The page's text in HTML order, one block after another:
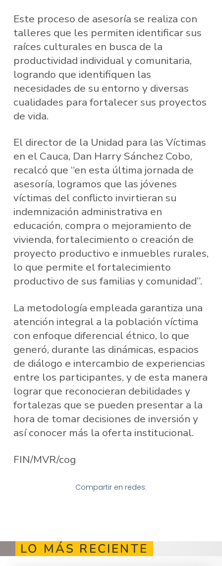
Este proceso de asesoría se realiza con
talleres que les permiten identificar sus
raíces culturales en busca de la
productividad individual y comunitaria,
logrando que identifiquen las
necesidades de su entorno y diversas
cualidades para fortalecer sus proyectos
de vida.
El director de la Unidad para las Víctimas
en el Cauca, Dan Harry Sánchez Cobo,
recalcó que “en esta última jornada de
asesoría, logramos que las jóvenes
víctimas del conflicto invirtieran su
indemnización administrativa en
educación, compra o mejoramiento de
vivienda, fortalecimiento o creación de
proyecto productivo e inmuebles rurales,
lo que permite el fortalecimiento
productivo de sus familias y comunidad”.
La metodología empleada garantiza una
atención integral a la población víctima
con enfoque diferencial étnico, lo que
generó, durante las dinámicas, espacios
de diálogo e intercambio de experiencias
entre los participantes, y de esta manera
lograr que reconocieran debilidades y
fortalezas que se pueden presentar a la
hora de tomar decisiones de inversión y
así conocer más la oferta institucional.
FIN/MVR/cog
Compartir en redes:
LO MÁS RECIENTE